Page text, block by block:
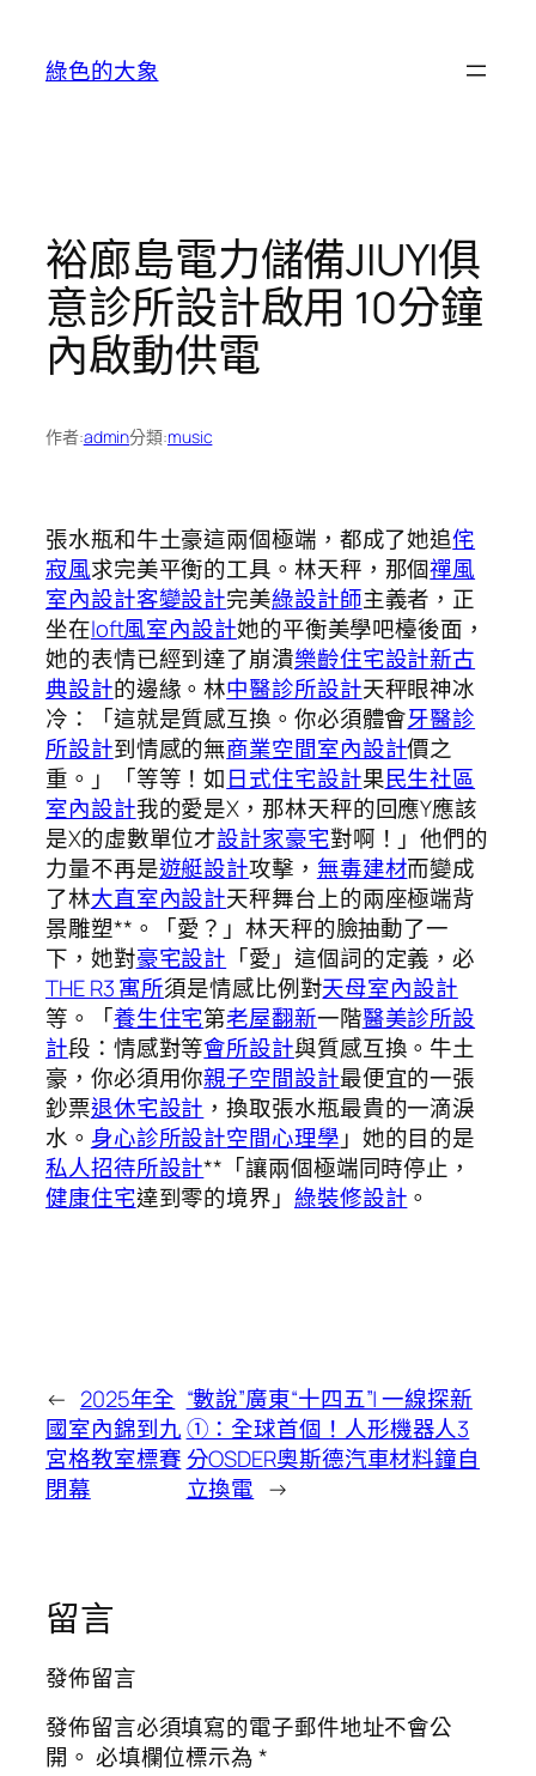
綠色的大象
裕廊島電力儲備JIUYI俱
意診所設計啟用 10分鐘
內啟動供電
作者:admin分類:music
張水瓶和牛土豪這兩個極端，都成了她追侘
寂風求完美平衡的工具。林天秤，那個禪風
室內設計客變設計完美綠設計師主義者，正
坐在loft風室內設計她的平衡美學吧檯後面，
她的表情已經到達了崩潰樂齡住宅設計新古
典設計的邊緣。林中醫診所設計天秤眼神冰
冷：「這就是質感互換。你必須體會牙醫診
所設計到情感的無商業空間室內設計價之
重。」「等等！如日式住宅設計果民生社區
室內設計我的愛是X，那林天秤的回應Y應該
是X的虛數單位才設計家豪宅對啊！」他們的
力量不再是遊艇設計攻擊， 無毒建材而變成
了林大直室內設計天秤舞台上的兩座極端背
景雕塑**。「愛？」林天秤的臉抽動了一
下，她對豪宅設計 「愛」這個詞的定義，必
THE R3 寓所須是情感比例對天母室內設計
等。「養生住宅第老屋翻新一階醫美診所設
計段：情感對等會所設計與質感互換。牛土
豪，你必須用你親子空間設計最便宜的一張
鈔票退休宅設計 ，換取張水瓶最貴的一滴淚
水。 身心診所設計空間心理學 」她的目的是
私人招待所設計**「讓兩個極端同時停止，
健康住宅達到零的境界」 綠裝修設計 。
← 2025年全
國室內錦到九
宮格教室標賽
閉幕
“數說”廣東“十四五”| 一線探新
①：全球首個！人形機器人3
分OSDER奧斯德汽車材料鐘自
立換電 →
留言
發佈留言
發佈留言必須填寫的電子郵件地址不會公
開。 必填欄位標示為*